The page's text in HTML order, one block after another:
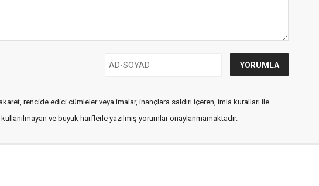
rencide edici cümleler veya imalar, inançlara saldırı içeren, imla kuralları ile
ve büyük harflerle yazılmış yorumlar onaylanmamaktadır.